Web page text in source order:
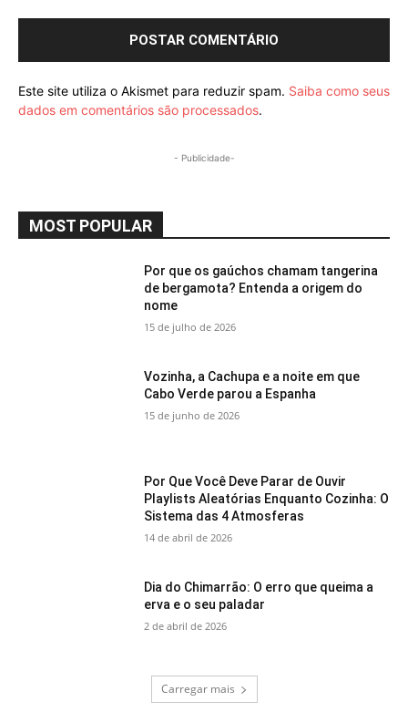
Este site utiliza o Akismet para reduzir spam. Saiba como seus
dados em comentários são processados.
- Publicidade-
MOST POPULAR
Por que os gaúchos chamam tangerina
de bergamota? Entenda a origem do
nome
15 de julho de 2026
Vozinha, a Cachupa e a noite em que
Cabo Verde parou a Espanha
15 de junho de 2026
Por Que Você Deve Parar de Ouvir
Playlists Aleatórias Enquanto Cozinha: O
Sistema das 4 Atmosferas
14 de abril de 2026
Dia do Chimarrão: O erro que queima a
erva e o seu paladar
2 de abril de 2026
Carregar mais